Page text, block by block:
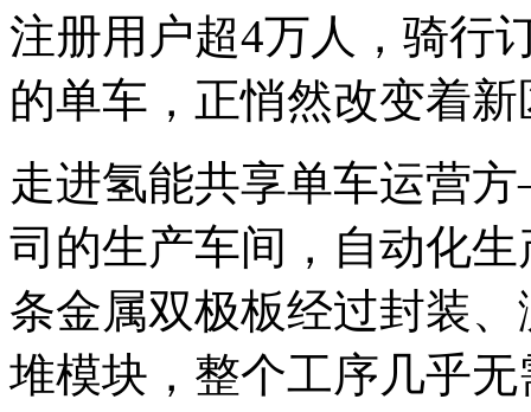
注册用户超4万人，骑行
的单车，正悄然改变着
走进氢能共享单车运营
司的生产车间，自动化
条金属双极板经过封装
堆模块，整个工序几乎